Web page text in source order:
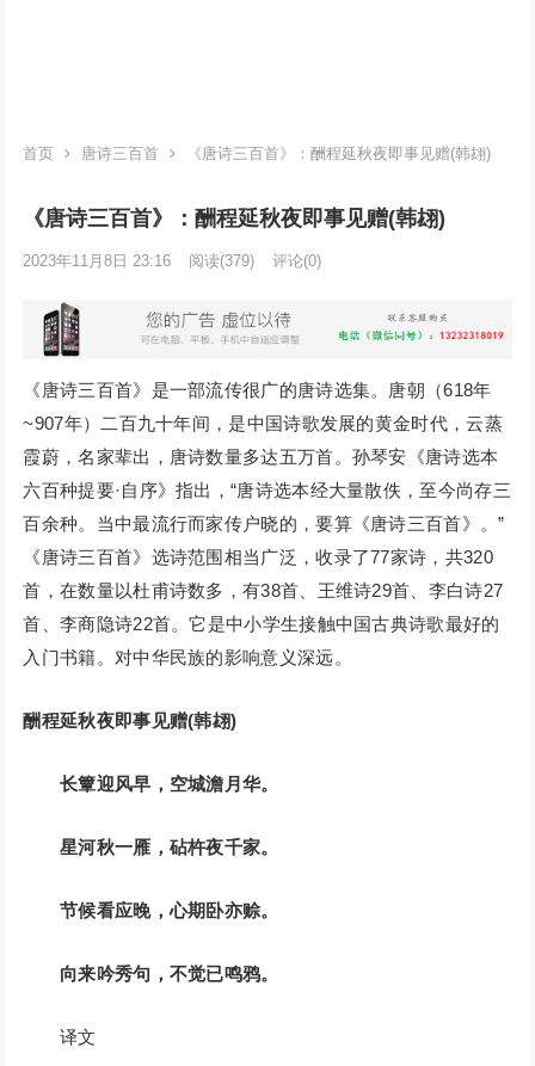
首页 唐诗三百首 《唐诗三百首》：酬程延秋夜即事见赠(韩翃)
《唐诗三百首》：酬程延秋夜即事见赠(韩翃)
2023年11月8日 23:16 阅读(379) 评论(0)
《唐诗三百首》是一部流传很广的唐诗选集。唐朝（618年
~907年）二百九十年间，是中国诗歌发展的黄金时代，云蒸
霞蔚，名家辈出，唐诗数量多达五万首。孙琴安《唐诗选本
六百种提要·自序》指出，“唐诗选本经大量散佚，至今尚存三
百余种。当中最流行而家传户晓的，要算《唐诗三百首》。”
《唐诗三百首》选诗范围相当广泛，收录了77家诗，共320
首，在数量以杜甫诗数多，有38首、王维诗29首、李白诗27
首、李商隐诗22首。它是中小学生接触中国古典诗歌最好的
入门书籍。对中华民族的影响意义深远。
酬程延秋夜即事见赠(韩翃)
长簟迎风早，空城澹月华。
星河秋一雁，砧杵夜千家。
节候看应晚，心期卧亦赊。
向来吟秀句，不觉已鸣鸦。
译文